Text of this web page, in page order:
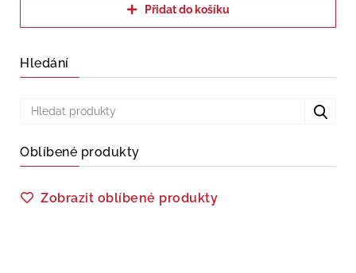
Přidat do košíku
Hledání
Oblíbené produkty
Zobrazit oblíbené produkty